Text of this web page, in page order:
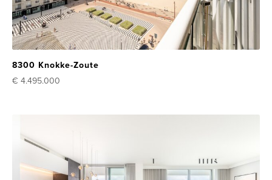
8300 Knokke-Zoute
€ 4.495.000